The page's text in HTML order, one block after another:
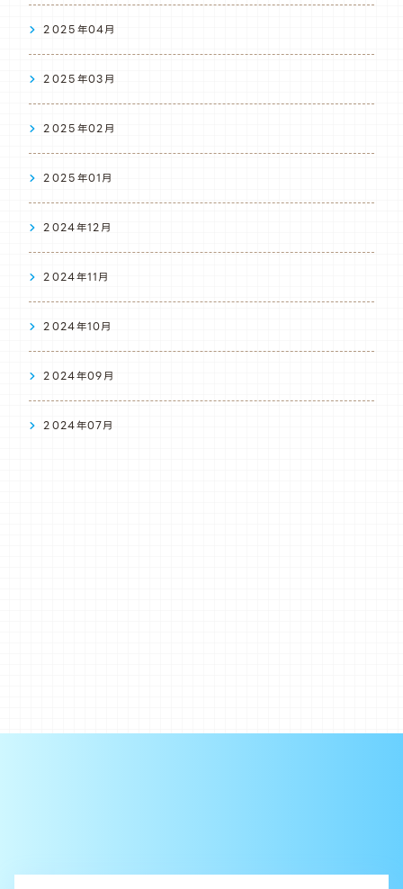
2025年04月
2025年03月
2025年02月
2025年01月
2024年12月
2024年11月
2024年10月
2024年09月
2024年07月